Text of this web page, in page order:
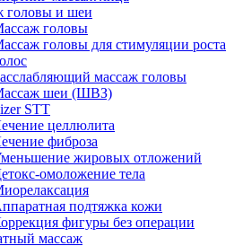
головы и шеи
головы
головы для стимуляции роста
массаж головы
шеи (ШВЗ)
STT
целлюлита
фиброза
жировых отложений
омоложение тела
подтяжка кожи
фигуры без операции
массаж